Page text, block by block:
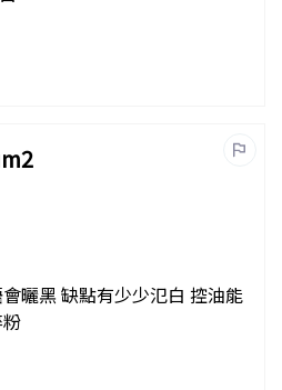
曬黑 缺點有少少氾白 控油能